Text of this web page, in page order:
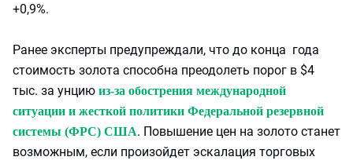
+0,9%.
Ранее эксперты предупреждали, что до конца года
стоимость золота способна преодолеть порог в $4
тыс. за унцию из-за обострения международной
ситуации и жесткой политики Федеральной резервной
системы (ФРС) США. Повышение цен на золото станет
возможным, если произойдет эскалация торговых